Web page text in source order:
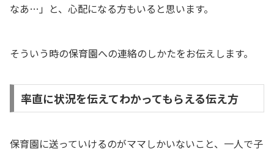
なあ…」 と、心配になる方もいると思います。
そういう時の保育園への連絡のしかたをお伝えします。
率直に状況を伝えてわかってもらえる伝え方
保育園に送っていけるのがママしかいないこと、一人で子